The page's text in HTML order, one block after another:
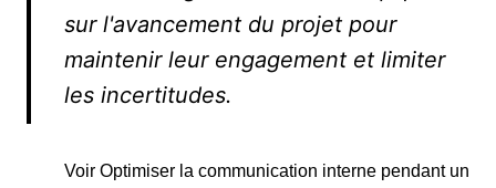
sur l'avancement du projet pour
maintenir leur engagement et limiter
les incertitudes.
Voir Optimiser la communication interne pendant un